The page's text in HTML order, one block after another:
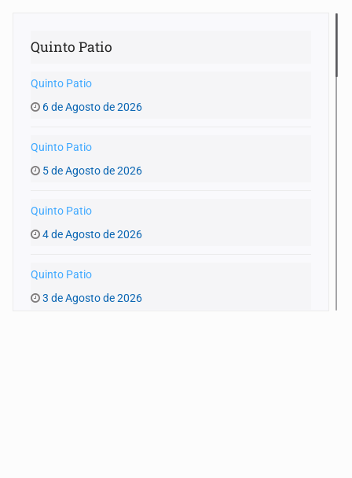
Quinto Patio
Quinto Patio
6 de Agosto de 2026
Quinto Patio
5 de Agosto de 2026
Quinto Patio
4 de Agosto de 2026
Quinto Patio
3 de Agosto de 2026